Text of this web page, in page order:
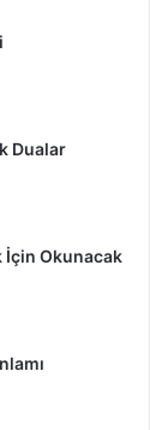
Dualar
İçin Okunacak